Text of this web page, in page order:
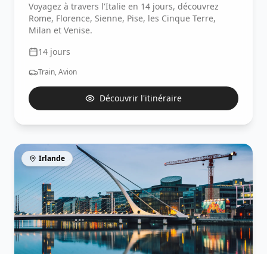
Voyagez à travers l'Italie en 14 jours, découvrez
Rome, Florence, Sienne, Pise, les Cinque Terre,
Milan et Venise.
14 jours
Train, Avion
Découvrir l'itinéraire
Irlande